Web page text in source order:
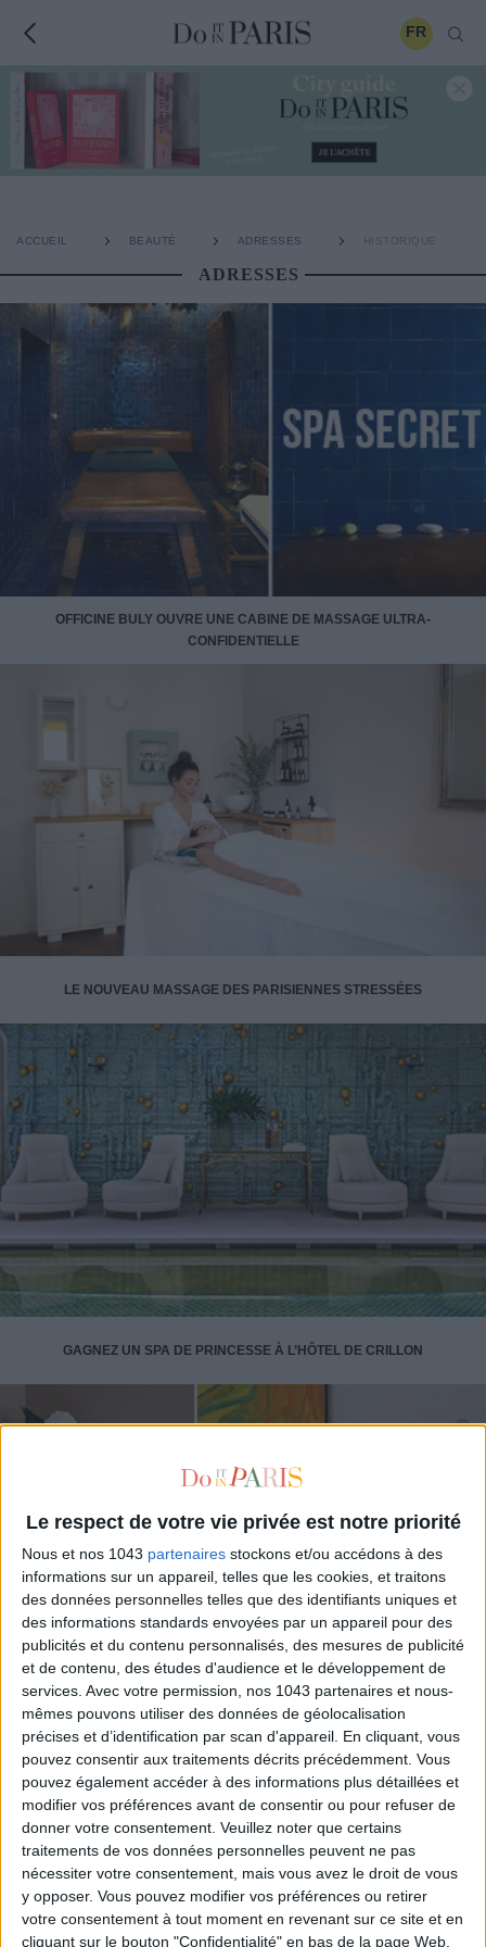
Le respect de votre vie privée est notre priorité
Nous et nos 1043 partenaires stockons et/ou accédons à des
informations sur un appareil, telles que les cookies, et traitons
des données personnelles telles que des identifiants uniques et
des informations standards envoyées par un appareil pour des
publicités et du contenu personnalisés, des mesures de publicité
et de contenu, des études d'audience et le développement de
services. Avec votre permission, nos 1043 partenaires et nous-
mêmes pouvons utiliser des données de géolocalisation
précises et d’identification par scan d'appareil. En cliquant, vous
pouvez consentir aux traitements décrits précédemment. Vous
pouvez également accéder à des informations plus détaillées et
modifier vos préférences avant de consentir ou pour refuser de
donner votre consentement. Veuillez noter que certains
traitements de vos données personnelles peuvent ne pas
nécessiter votre consentement, mais vous avez le droit de vous
y opposer. Vous pouvez modifier vos préférences ou retirer
votre consentement à tout moment en revenant sur ce site et en
cliquant sur le bouton "Confidentialité" en bas de la page Web.
FR
ACCUEIL BEAUTÉ ADRESSES HISTORIQUE
ADRESSES
OFFICINE BULY OUVRE UNE CABINE DE MASSAGE ULTRA-
CONFIDENTIELLE
LE NOUVEAU MASSAGE DES PARISIENNES STRESSÉES
GAGNEZ UN SPA DE PRINCESSE À L’HÔTEL DE CRILLON
THE ALCHEMIST ATELIER : LE PROJET QUI RÉVOLUTIONNE LE MONDE DU
PARFUM